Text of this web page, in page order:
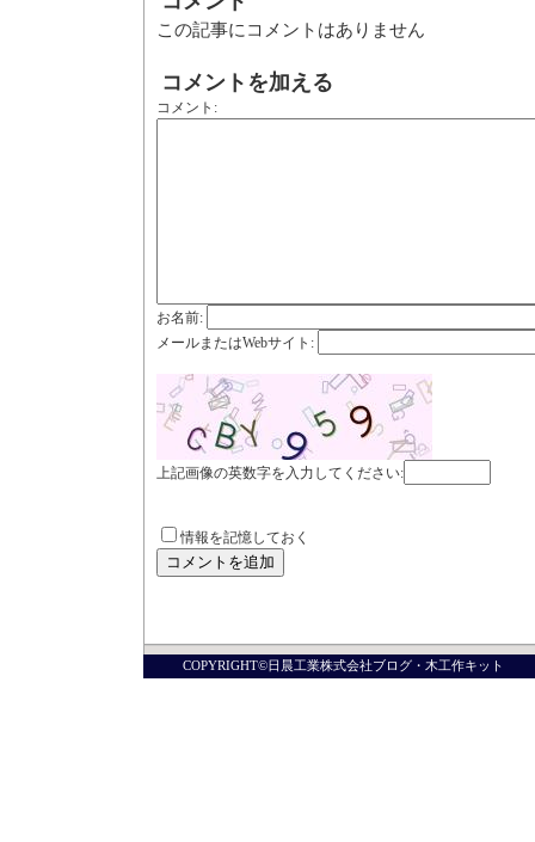
この記事にコメントはありません
コメントを加える
コメント :
お名前:
メールまたはWebサイト :
上記画像の英数字を入力してください:
情報を記憶しておく
COPYRIGHT©日晨工業株式会社ブログ・木工作キット